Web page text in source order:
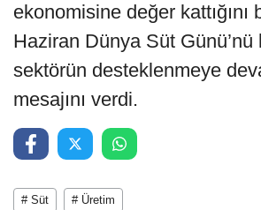
ekonomisine değer kattığını
Haziran Dünya Süt Günü’nü
sektörün desteklenmeye
mesajını verdi.
# Süt # Üretim